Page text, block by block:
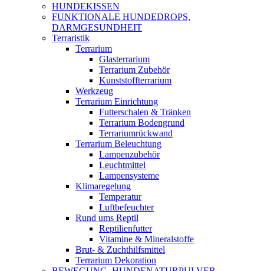
HUNDEKISSEN
FUNKTIONALE HUNDEDROPS,
DARMGESUNDHEIT
Terraristik
Terrarium
Glasterrarium
Terrarium Zubehör
Kunststoffterrarium
Werkzeug
Terrarium Einrichtung
Futterschalen & Tränken
Terrarium Bodengrund
Terrariumrückwand
Terrarium Beleuchtung
Lampenzubehör
Leuchtmittel
Lampensysteme
Klimaregelung
Temperatur
Luftbefeuchter
Rund ums Reptil
Reptilienfutter
Vitamine & Mineralstoffe
Brut- & Zuchthilfsmittel
Terrarium Dekoration